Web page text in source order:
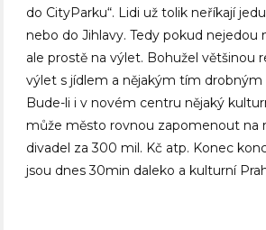
do CityParku“. Lidi už tolik neříkají
nebo do Jihlavy. Tedy pokud nejedou
ale prostě na výlet. Bohužel většinou
výlet s jídlem a nějakým tím drobným
Bude-li i v novém centru nějaký
může město rovnou zapomenout na
divadel za 300 mil. Kč atp. Konec
jsou dnes 30min daleko a kulturní